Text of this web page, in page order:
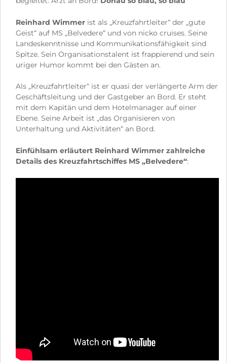
Reinhard Wimmer ist als „Kreuzfahrtleiter“ der „gute
Geist“ auf MS „Belvedere“ und von nicko cruises. Seine
Landeskenntnisse und Kommunikationsfähigkeit sind
Spitze. Sein Organisationstalent ist frappierend und sein
uriger Humor kommt bei den Gästen an.
Als „Kreuzfahrtleiter“ ist er quasi der verlängerte Arm der
Geschäftsleitung und der Gastgeber an Bord. Er steht
mit dem Kapitän und dem Hotelmanager auf einer
Ebene. Seine Arbeit ist „das Organisieren von
Unterhaltung und Aktivitäten“ an Bord.
Einfühlsam erläutert Reinhard Wimmer zahlreiche
Details des Kreuzfahrtschiffes MS „Belvedere“: